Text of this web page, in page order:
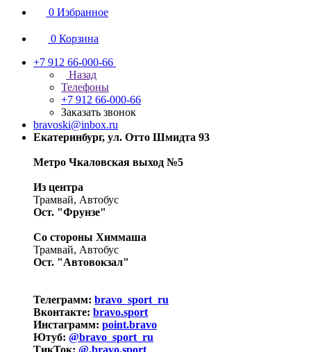
0 Избранное
0 Корзина
+7 912 66-000-66
Назад
Телефоны
+7 912 66-000-66
Заказать звонок
bravoski@inbox.ru
Екатеринбург, ул. Отто Шмидта 93
Метро Чкаловская выход №5
Из центра
Трамвай, Автобус
Ост. "Фрунзе"
Со стороны Химмаша
Трамвай, Автобус
Ост. "Автовокзал"
Телеграмм: bravo_sport_ru
Вконтакте: bravo.sport
Инстаграмм: point.bravo
Ютуб: @bravo_sport_ru
ТикТок: @.bravo.sport